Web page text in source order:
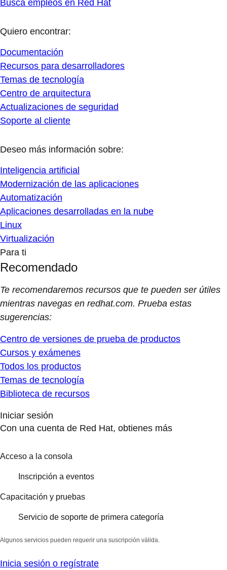
Busca empleos en Red Hat
Quiero encontrar:
Documentación
Recursos para desarrolladores
Temas de tecnología
Centro de arquitectura
Actualizaciones de seguridad
Soporte al cliente
Deseo más información sobre:
Inteligencia artificial
Modernización de las aplicaciones
Automatización
Aplicaciones desarrolladas en la nube
Linux
Virtualización
Para ti
Recomendado
Te recomendaremos recursos que te pueden ser útiles
mientras navegas en redhat.com. Prueba estas
sugerencias:
Centro de versiones de prueba de productos
Cursos y exámenes
Todos los productos
Temas de tecnología
Biblioteca de recursos
Iniciar sesión
Con una cuenta de Red Hat, obtienes más
Acceso a la consola
Inscripción a eventos
Capacitación y pruebas
Servicio de soporte de primera categoría
Algunos servicios pueden requerir una suscripción válida.
Inicia sesión o regístrate